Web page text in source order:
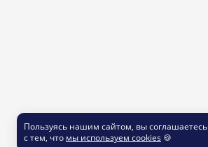
Пользуясь нашим сайтом, вы соглашаетесь
с тем, что мы используем cookies 🍪